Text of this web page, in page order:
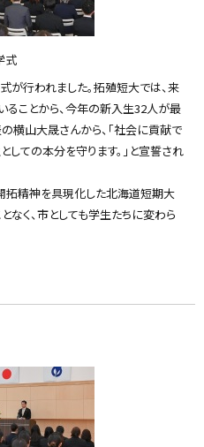
式
行われました。拓殖短大では、来
ことから、今年の新入生32人が最
横山大晟さんから、「社会に貢献で
しての本分を守ります。」と宣誓され
精神を具現化した北海道短期大
なく、市としても学生たちに変わら